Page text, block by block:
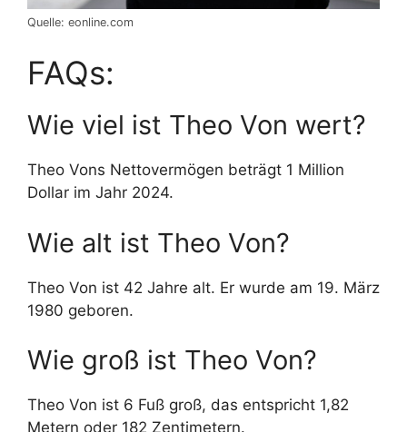
Quelle: eonline.com
FAQs:
Wie viel ist Theo Von wert?
Theo Vons Nettovermögen beträgt 1 Million
Dollar im Jahr 2024.
Wie alt ist Theo Von?
Theo Von ist 42 Jahre alt. Er wurde am 19. März
1980 geboren.
Wie groß ist Theo Von?
Theo Von ist 6 Fuß groß, das entspricht 1,82
Metern oder 182 Zentimetern.